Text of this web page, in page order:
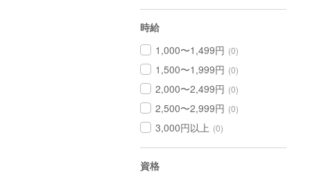
時給
1,000〜1,499円 (0)
1,500〜1,999円 (0)
2,000〜2,499円 (0)
2,500〜2,999円 (0)
3,000円以上 (0)
資格